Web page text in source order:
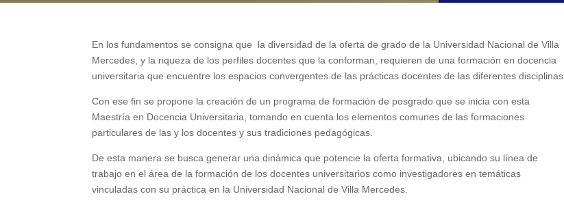
En los fundamentos se consigna que la diversidad de la oferta de grado de la Universidad Nacional de Villa
Mercedes, y la riqueza de los perfiles docentes que la conforman, requieren de una formación en docencia
universitaria que encuentre los espacios convergentes de las prácticas docentes de las diferentes disciplinas.
Con ese fin se propone la creación de un programa de formación de posgrado que se inicia con esta
Maestría en Docencia Universitaria, tomando en cuenta los elementos comunes de las formaciones
particulares de las y los docentes y sus tradiciones pedagógicas.
De esta manera se busca generar una dinámica que potencie la oferta formativa, ubicando su línea de
trabajo en el área de la formación de los docentes universitarios como investigadores en temáticas
vinculadas con su práctica en la Universidad Nacional de Villa Mercedes.